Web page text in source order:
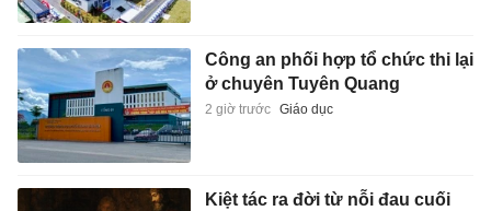
Công an phối hợp tổ chức thi lại
ở chuyên Tuyên Quang
2 giờ trước Giáo dục
Kiệt tác ra đời từ nỗi đau cuối